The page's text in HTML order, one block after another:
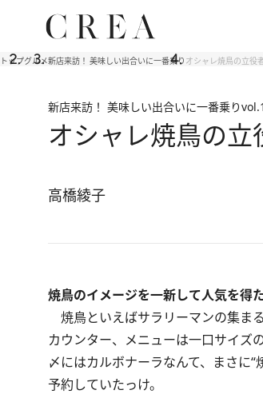
トップグルメ新店来訪！ 美味しい出合いに一番乗り オシャレ焼鳥の立役
新店来訪！ 美味しい出合いに一番乗り
オシャレ焼鳥の立
高橋綾子
焼鳥のイメージを一新して人気を得
焼鳥といえばサラリーマンの集ま
カウンター、メニューは一口サイズ
〆にはカルボナーラなんて、まさに
予約していたっけ。